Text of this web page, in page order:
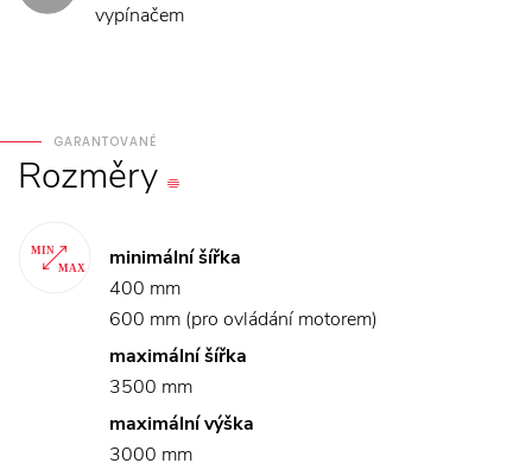
vypínačem
GARANTOVANÉ
Rozměry
minimální šířka
400 mm
600 mm (pro ovládání motorem)
maximální šířka
3500 mm
maximální výška
3000 mm